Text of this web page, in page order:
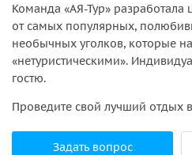
Команда «АЯ-Тур»
от самых популярных,
необычных уголков, которые
«нетуристическими».
гостю.
Проведите свой лучший отдых
Задать вопрос